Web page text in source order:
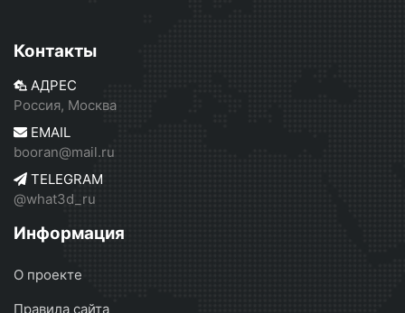
Контакты
АДРЕС
Россия, Москва
EMAIL
booran@mail.ru
TELEGRAM
@what3d_ru
Информация
О проекте
Правила сайта